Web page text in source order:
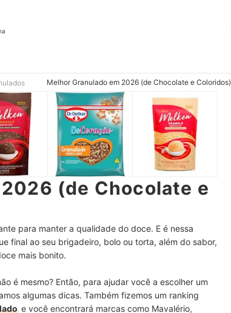
Melhor Granulado em 2026 (de Chocolate e Coloridos)
(de Chocolate e
para manter a qualidade do doce. E é nessa
final ao seu brigadeiro, bolo ou torta, além do sabor,
mais bonito.
é mesmo? Então, para ajudar você a escolher um
algumas dicas. Também fizemos um ranking
e você encontrará marcas como Mavalério,